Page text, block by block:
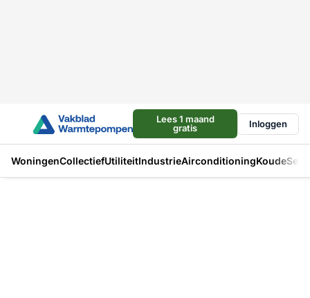
Lees 1 maand
gratis
Inloggen
WoningenCollectiefUtiliteitIndustrieAirconditioningKoude